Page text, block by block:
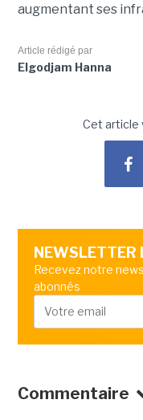
augmentant ses
Article rédigé par
Elgodjam Hanna
Cet article
NEWSLETTER
Recevez notre
abonnés
Commentaire